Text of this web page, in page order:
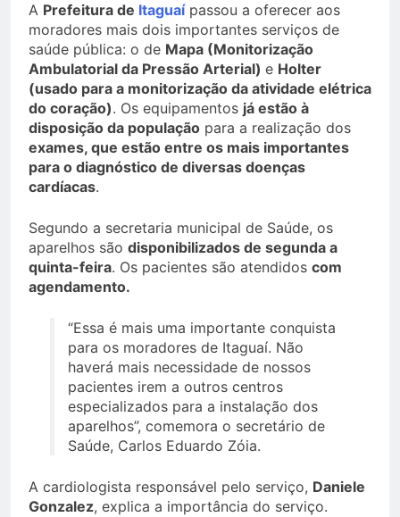
A Prefeitura de Itaguaípassou a oferecer aos
moradores mais dois importantes serviços de
saúde pública: o de Mapa (Monitorização
Ambulatorial da Pressão Arterial) e Holter
(usado para a monitorização da atividade elétrica
do coração). Os equipamentos já estão à
disposição da população para a realização dos
exames, que estão entre os mais importantes
para o diagnóstico de diversas doenças
cardíacas.
Segundo a secretaria municipal de Saúde, os
aparelhos são disponibilizados de segunda a
quinta-feira. Os pacientes são atendidos com
agendamento.
“Essa é mais uma importante conquista
para os moradores de Itaguaí. Não
haverá mais necessidade de nossos
pacientes irem a outros centros
especializados para a instalação dos
aparelhos”, comemora o secretário de
Saúde, Carlos Eduardo Zóia.
A cardiologista responsável pelo serviço, Daniele
Gonzalez, explica a importância do serviço.